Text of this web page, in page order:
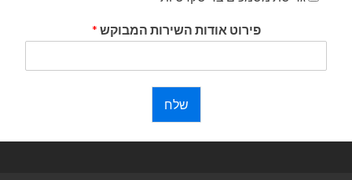
פירוט אודות השירות המבוקש *
שלח